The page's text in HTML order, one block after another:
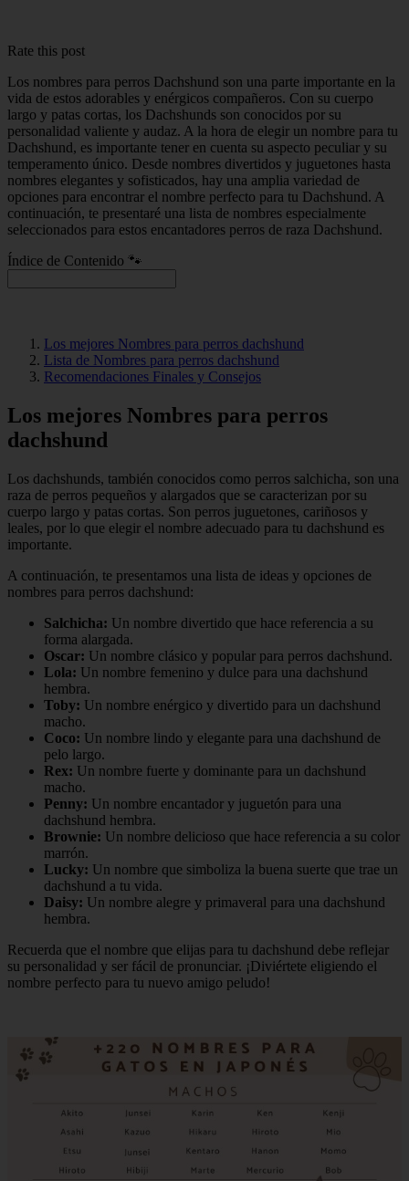
Rate this post
Los nombres para perros Dachshund son una parte importante en la
vida de estos adorables y enérgicos compañeros. Con su cuerpo
largo y patas cortas, los Dachshunds son conocidos por su
personalidad valiente y audaz. A la hora de elegir un nombre para tu
Dachshund, es importante tener en cuenta su aspecto peculiar y su
temperamento único. Desde nombres divertidos y juguetones hasta
nombres elegantes y sofisticados, hay una amplia variedad de
opciones para encontrar el nombre perfecto para tu Dachshund. A
continuación, te presentaré una lista de nombres especialmente
seleccionados para estos encantadores perros de raza Dachshund.
Índice de Contenido 🐾
Los mejores Nombres para perros dachshund
Lista de Nombres para perros dachshund
Recomendaciones Finales y Consejos
Los mejores Nombres para perros
dachshund
Los dachshunds, también conocidos como perros salchicha, son una
raza de perros pequeños y alargados que se caracterizan por su
cuerpo largo y patas cortas. Son perros juguetones, cariñosos y
leales, por lo que elegir el nombre adecuado para tu dachshund es
importante.
A continuación, te presentamos una lista de ideas y opciones de
nombres para perros dachshund:
Salchicha: Un nombre divertido que hace referencia a su
forma alargada.
Oscar: Un nombre clásico y popular para perros dachshund.
Lola: Un nombre femenino y dulce para una dachshund
hembra.
Toby: Un nombre enérgico y divertido para un dachshund
macho.
Coco: Un nombre lindo y elegante para una dachshund de
pelo largo.
Rex: Un nombre fuerte y dominante para un dachshund
macho.
Penny: Un nombre encantador y juguetón para una
dachshund hembra.
Brownie: Un nombre delicioso que hace referencia a su color
marrón.
Lucky: Un nombre que simboliza la buena suerte que trae un
dachshund a tu vida.
Daisy: Un nombre alegre y primaveral para una dachshund
hembra.
Recuerda que el nombre que elijas para tu dachshund debe reflejar
su personalidad y ser fácil de pronunciar. ¡Diviértete eligiendo el
nombre perfecto para tu nuevo amigo peludo!